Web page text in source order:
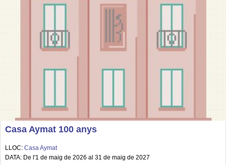
Casa Aymat 100 anys
LLOC: Casa Aymat
DATA: De l'1 de maig de 2026 al 31 de maig de 2027